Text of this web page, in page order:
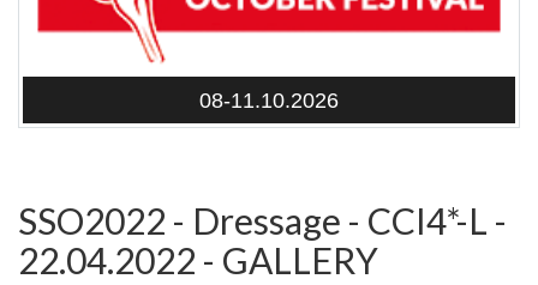
08-11.10.2026
SSO2022 - Dressage - CCI4*-L -
22.04.2022 - GALLERY